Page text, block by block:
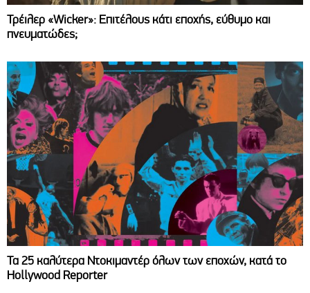
Τρέιλερ «Wicker»: Επιτέλους κάτι εποχής, εύθυμο και
πνευματώδες;
Τα 25 καλύτερα Ντοκιμαντέρ όλων των εποχών, κατά το
Hollywood Reporter